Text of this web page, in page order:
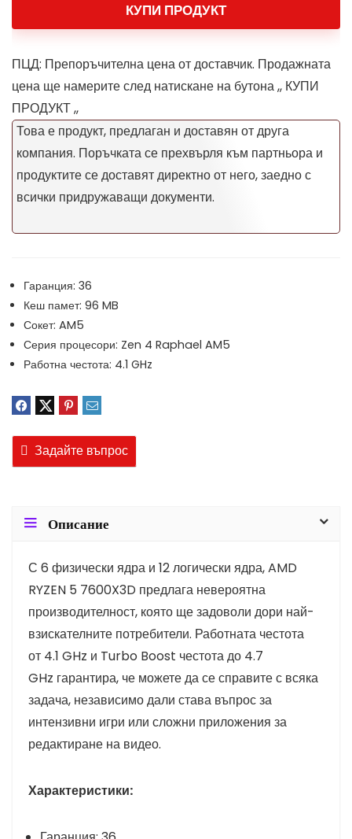
КУПИ ПРОДУКТ
ПЦД: Препоръчителна цена от доставчик. Продажната
цена ще намерите след натискане на бутона ,, КУПИ
ПРОДУКТ ,,
Това е продукт, предлаган и доставян от друга
компания. Поръчката се прехвърля към партньора и
продуктите се доставят директно от него, заедно с
всички придружаващи документи.
Гаранция: 36
Кеш памет: 96 MB
Сокет: AM5
Серия процесори: Zen 4 Raphael AM5
Работна честота: 4.1 GHz
Задайте въпрос
Описание
С 6 физически ядра и 12 логически ядра, AMD
RYZEN 5 7600X3D предлага невероятна
производителност, която ще задоволи дори най-
взискателните потребители. Работната честота
от 4.1 GHz и Turbo Boost честота до 4.7
GHz гарантира, че можете да се справите с всяка
задача, независимо дали става въпрос за
интензивни игри или сложни приложения за
редактиране на видео.
Характеристики: